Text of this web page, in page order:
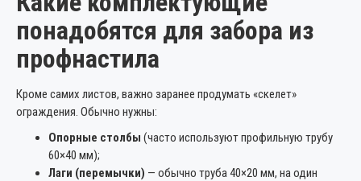
понадобятся для забора из
профнастила
Кроме самих листов, важно заранее продумать «скелет»
ограждения. Обычно нужны:
Опорные столбы (часто используют профильную трубу
60×40 мм);
Лаги (перемычки) — обычно труба 40×20 мм, на один